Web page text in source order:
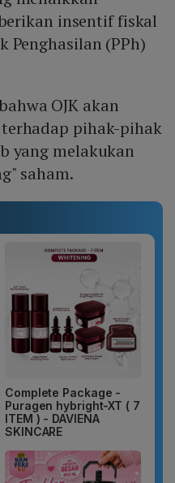
insentif fiskal
Penghasilan (PPh)
OJK akan
pihak-pihak
yang melakukan
saham.
Complete Package -
Puragen hybright-XT ( 7
ITEM ) - DAVIENA
SKINCARE